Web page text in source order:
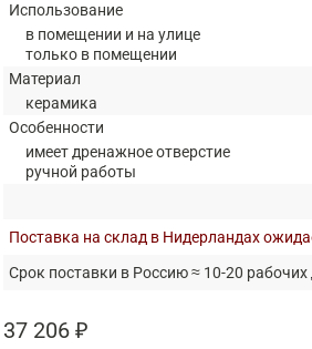
Использование
в помещении и на улице
только в помещении
Материал
керамика
Особенности
имеет дренажное отверстие
ручной работы
Поставка на склад в Нидерландах
Срок поставки в Россию ≈ 10-20 рабочих
37 206 ₽